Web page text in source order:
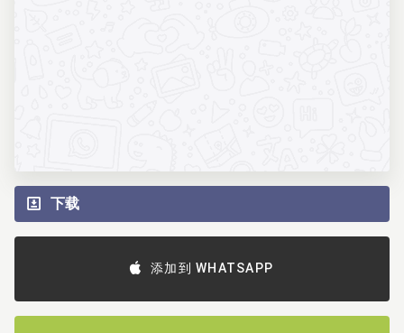
下载
添加到 WHATSAPP